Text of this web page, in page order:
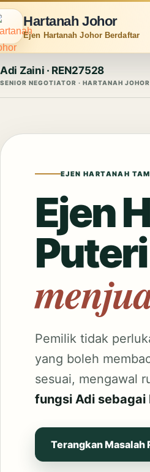
Hartanah Johor
Ejen Hartanah Johor Berdaftar
Adi Zaini · REN27528
SENIOR NEGOTIATOR · HARTANAH JOHOR
EJEN HARTANAH
Ejen
Pemilik tidak
yang boleh
sesuai, mengawal
fungsi Adi sebagai
Terangkan Masalah